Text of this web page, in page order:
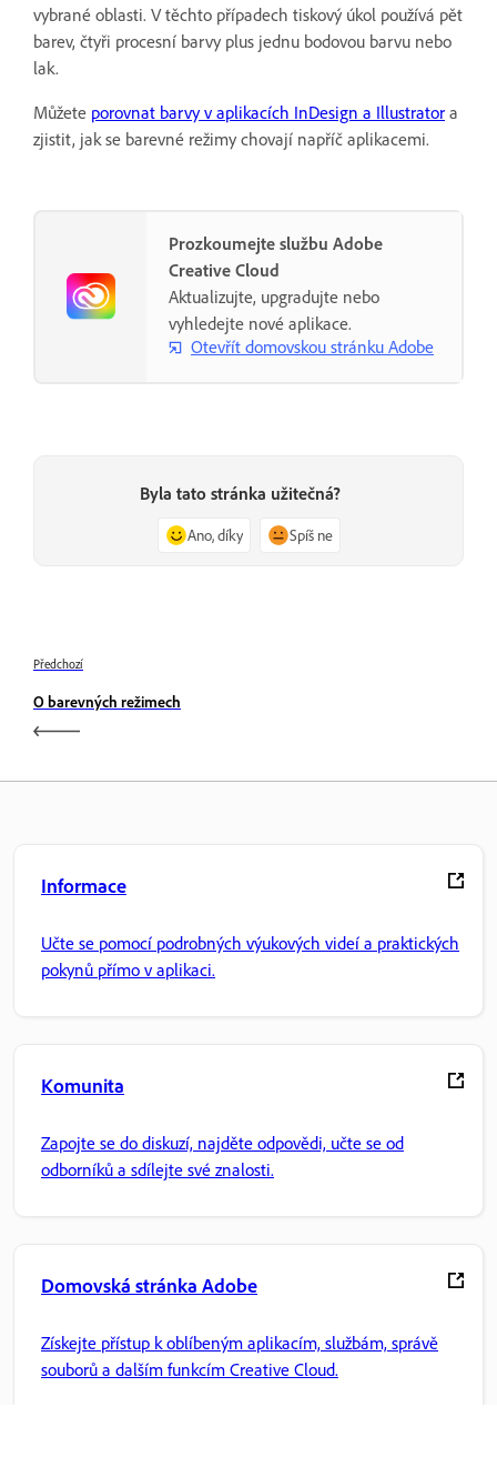
vybrané oblasti. V těchto případech tiskový úkol používá pět
barev, čtyři procesní barvy plus jednu bodovou barvu nebo
lak.
Můžete porovnat barvy v aplikacích InDesign a Illustrator a
zjistit, jak se barevné režimy chovají napříč aplikacemi.
Prozkoumejte službu Adobe
Creative Cloud
Aktualizujte, upgradujte nebo
vyhledejte nové aplikace.
Otevřít domovskou stránku Adobe
Byla tato stránka užitečná?
Ano, díky Spíš ne
Předchozí
O barevných režimech
Informace
Učte se pomocí podrobných výukových videí a praktických
pokynů přímo v aplikaci.
Komunita
Zapojte se do diskuzí, najděte odpovědi, učte se od
odborníků a sdílejte své znalosti.
Domovská stránka Adobe
Získejte přístup k oblíbeným aplikacím, službám, správě
souborů a dalším funkcím Creative Cloud.